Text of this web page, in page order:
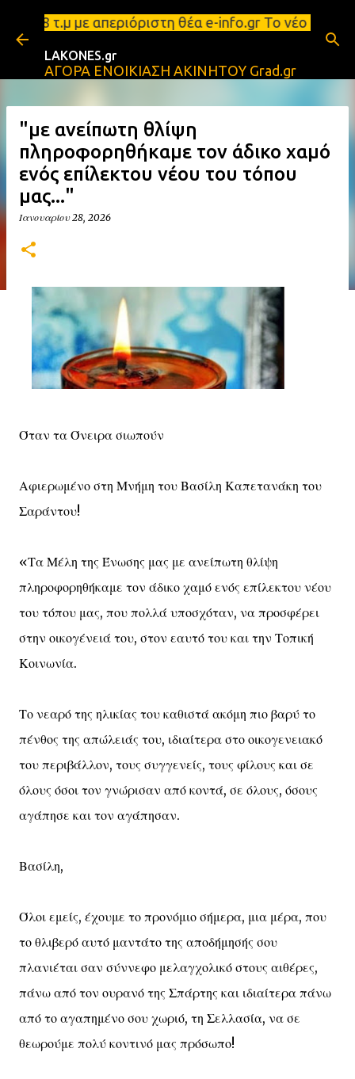
Μετάβαση στο κύριο περιεχόμενο
με απεριόριστη θέα e-info.gr
LAKONES.gr
ΑΓΟΡΑ ΕΝΟΙΚΙΑΣΗ ΑΚΙΝΗΤΟΥ Grad.gr
"με ανείπωτη θλίψη
πληροφορηθήκαμε τον άδικο χαμό
ενός επίλεκτου νέου του τόπου
μας..."
Ιανουαρίου 28, 2026
Όταν τα Όνειρα σιωπούν
Αφιερωμένο στη Μνήμη του Βασίλη Καπετανάκη του
Σαράντου!
«Τα Μέλη της Ένωσης μας με ανείπωτη θλίψη
πληροφορηθήκαμε τον άδικο χαμό ενός επίλεκτου νέου
του τόπου μας, που πολλά υποσχόταν, να προσφέρει
στην οικογένειά του, στον εαυτό του και την Τοπική
Κοινωνία.
Το νεαρό της ηλικίας του καθιστά ακόμη πιο βαρύ το
πένθος της απώλειάς του, ιδιαίτερα στο οικογενειακό
του περιβάλλον, τους συγγενείς, τους φίλους και σε
όλους όσοι τον γνώρισαν από κοντά, σε όλους, όσους
αγάπησε και τον αγάπησαν.
Βασίλη,
Όλοι εμείς, έχουμε το προνόμιο σήμερα, μια μέρα, που
το θλιβερό αυτό μαντάτο της αποδήμησής σου
πλανιέται σαν σύννεφο μελαγχολικό στους αιθέρες,
πάνω από τον ουρανό της Σπάρτης και ιδιαίτερα πάνω
από το αγαπημένο σου χωριό, τη Σελλασία, να σε
θεωρούμε πολύ κοντινό μας πρόσωπο!